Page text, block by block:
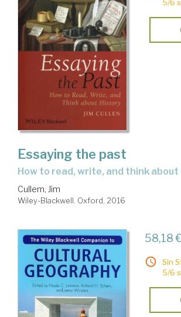
5/6
Essaying the past
how to read, write, and think
Cullem, Jim
Wiley-Blackwell. Oxford, 2016
58,18 €
Sin
5/6